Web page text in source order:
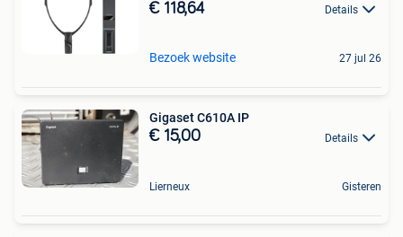
€ 118,64 Details
Bezoek website 27 jul 26
Gigaset C610A IP
€ 15,00 Details
Lierneux Gisteren